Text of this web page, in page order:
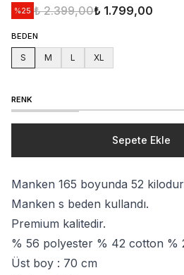
%25 ₺ 2.399,00₺ 1.799,00
BEDEN
S M L XL
RENK
Sepete Ekle
Manken 165 boyunda 52
Manken s beden kullandı.
Premium kalitedir.
% 56 polyester % 42 cotton %
Üst boy : 70 cm